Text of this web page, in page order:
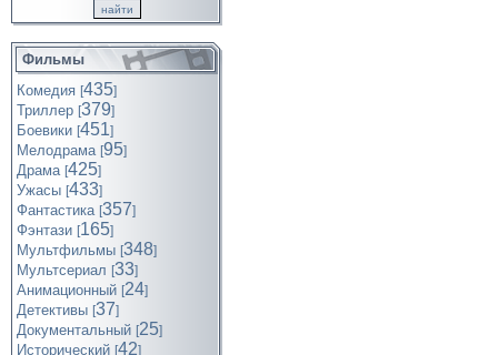
Фильмы
Комедия [435]
Триллер [379]
Боевики [451]
Мелодрама [95]
Драма [425]
Ужасы [433]
Фантастика [357]
Фэнтази [165]
Мультфильмы [348]
Мультсериал [33]
Анимационный [24]
Детективы [37]
Документальный [25]
Исторический [42]